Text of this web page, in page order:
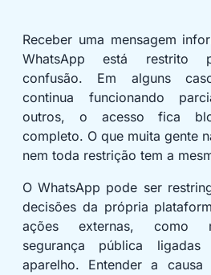
Receber uma mensagem
WhatsApp está restrito
confusão. Em alguns
continua funcionando
outros, o acesso fica
completo. O que muita gente
nem toda restrição tem a
O WhatsApp pode ser
decisões da própria
ações externas, como
segurança pública
aparelho. Entender a